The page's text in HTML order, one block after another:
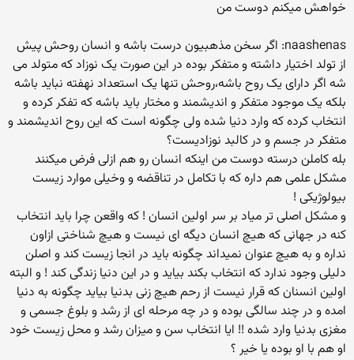
خواهش میکنم دوست من
naashenas: اگر سخن مذهبیون درست باشه و انسان روحش پیش
از تولد اختیار داشته و متفکر بوده در این صورت یک نوزاد که متولد می
شه اگر دارای یک روح باشه،روحش تنها یک استعداد نهفته نباید باشه
بلکه یک موجود متفکر و اندیشمند و مختار باید باشه که تفکر کرده و
انتخاب کرده که وارد دنیا شده ولی چگونه است که این روح اندیشمند و
متفکر در جسم و در کالبد نوزادیست؟
بله کاملن درسته دوست من اینکه انسان رو هم ازلی فرض میکنند
مشکل علمی هم داره که با تکامل در تناقضه و وخیلی موارد زیست
بیولوژیکی !
و مشکل اصلی تر میاد بر سر اولین انسان ! که واقعن چرا باید انتخاب
کنه در جهانی که هیچ انسان دیگه ای نیست و هیچ شناختی ازاون
نداره و به هیچ عنوان نمیداند چگونه باید در انجا زیست کند و اصلن
دلیلی وجود ندارد که انتخاب بکند بیاید و در این دنیا زندگی کند ! و البته
اولین انسنان که قرار نیست از رحم هیچ زنی بدنیا بیاید چگونه به دنیا
امده و در چند سالگی بوده و در چه مرحله ای از رشد و بلوغ جسمی و
مغزی بدنیا وارد شده !! ایا انتخاب سن و میزان رشد و محل زیست خود
او هم با او بوده یا خیر ؟